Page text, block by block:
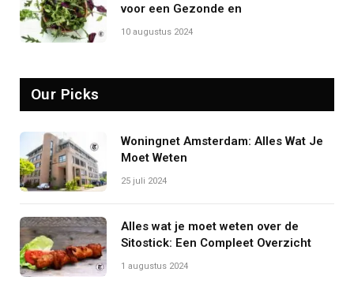
voor een Gezonde en
10 augustus 2024
Our Picks
Woningnet Amsterdam: Alles Wat Je
Moet Weten
25 juli 2024
Alles wat je moet weten over de
Sitostick: Een Compleet Overzicht
1 augustus 2024